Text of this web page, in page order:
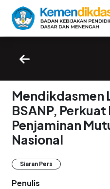
Mendikdasmen
BSANP,
Penjaminan
Nasional
Siaran Pers
Penulis